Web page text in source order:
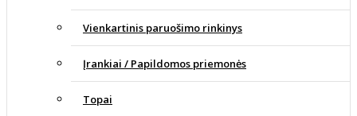
Vienkartinis paruošimo rinkinys
Įrankiai / Papildomos priemonės
Topai